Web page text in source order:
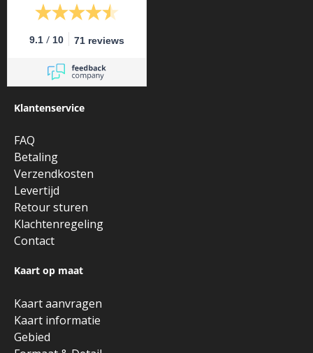
9.1 / 10 71 reviews
Klantenservice
FAQ
Betaling
Verzendkosten
Levertijd
Retour sturen
Klachtenregeling
Contact
Kaart op maat
Kaart aanvragen
Kaart informatie
Gebied